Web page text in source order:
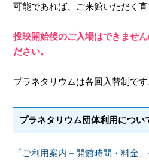
可能であれば、ご来館いただく直
投映開始後のご入場はできませ
ださい。
プラネタリウムは各回入替制です
プラネタリウム団体利用につい
「ご利用案内－開館時間・料金